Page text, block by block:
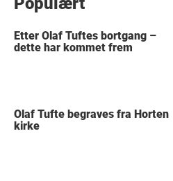
Etter Olaf Tuftes bortgang –
dette har kommet frem
Olaf Tufte begraves fra Horten
kirke